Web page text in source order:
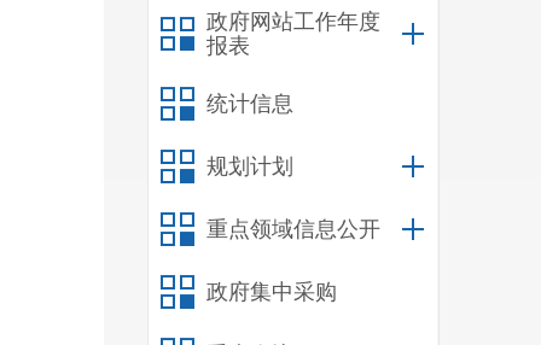
政府网站工作年度
报表
统计信息
规划计划
重点领域信息公开
政府集中采购